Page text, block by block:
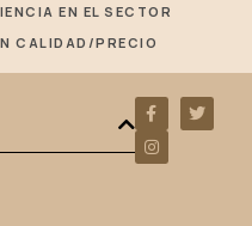
EN EL SECTOR
CALIDAD/PRECIO